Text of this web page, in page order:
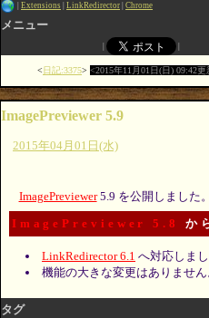
Extensions LinkRedirector Chrome
メニュー
日記:3375 2015年11月01日(日) 09:42更
ImagePreviewer 5.9
2015年04月01日(水)
ImagePreviewer5.9 を公開しました。
ImagePreviewer 5.8 か
LinkRedirector 6.1 へ対応しまし
機能の大きな変更はありません
タグ